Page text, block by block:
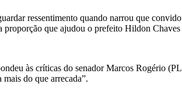
ressentimento quando narrou que
que ajudou o prefeito Hildon
às críticas do senador Marcos Rogério
do que arrecada”.